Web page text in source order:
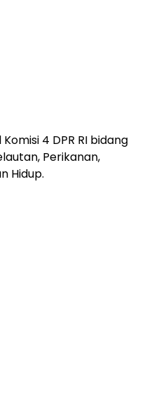
4 DPR RI bidang
Perikanan,
Hidup.